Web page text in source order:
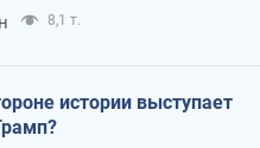
8,1 т.
истории выступает